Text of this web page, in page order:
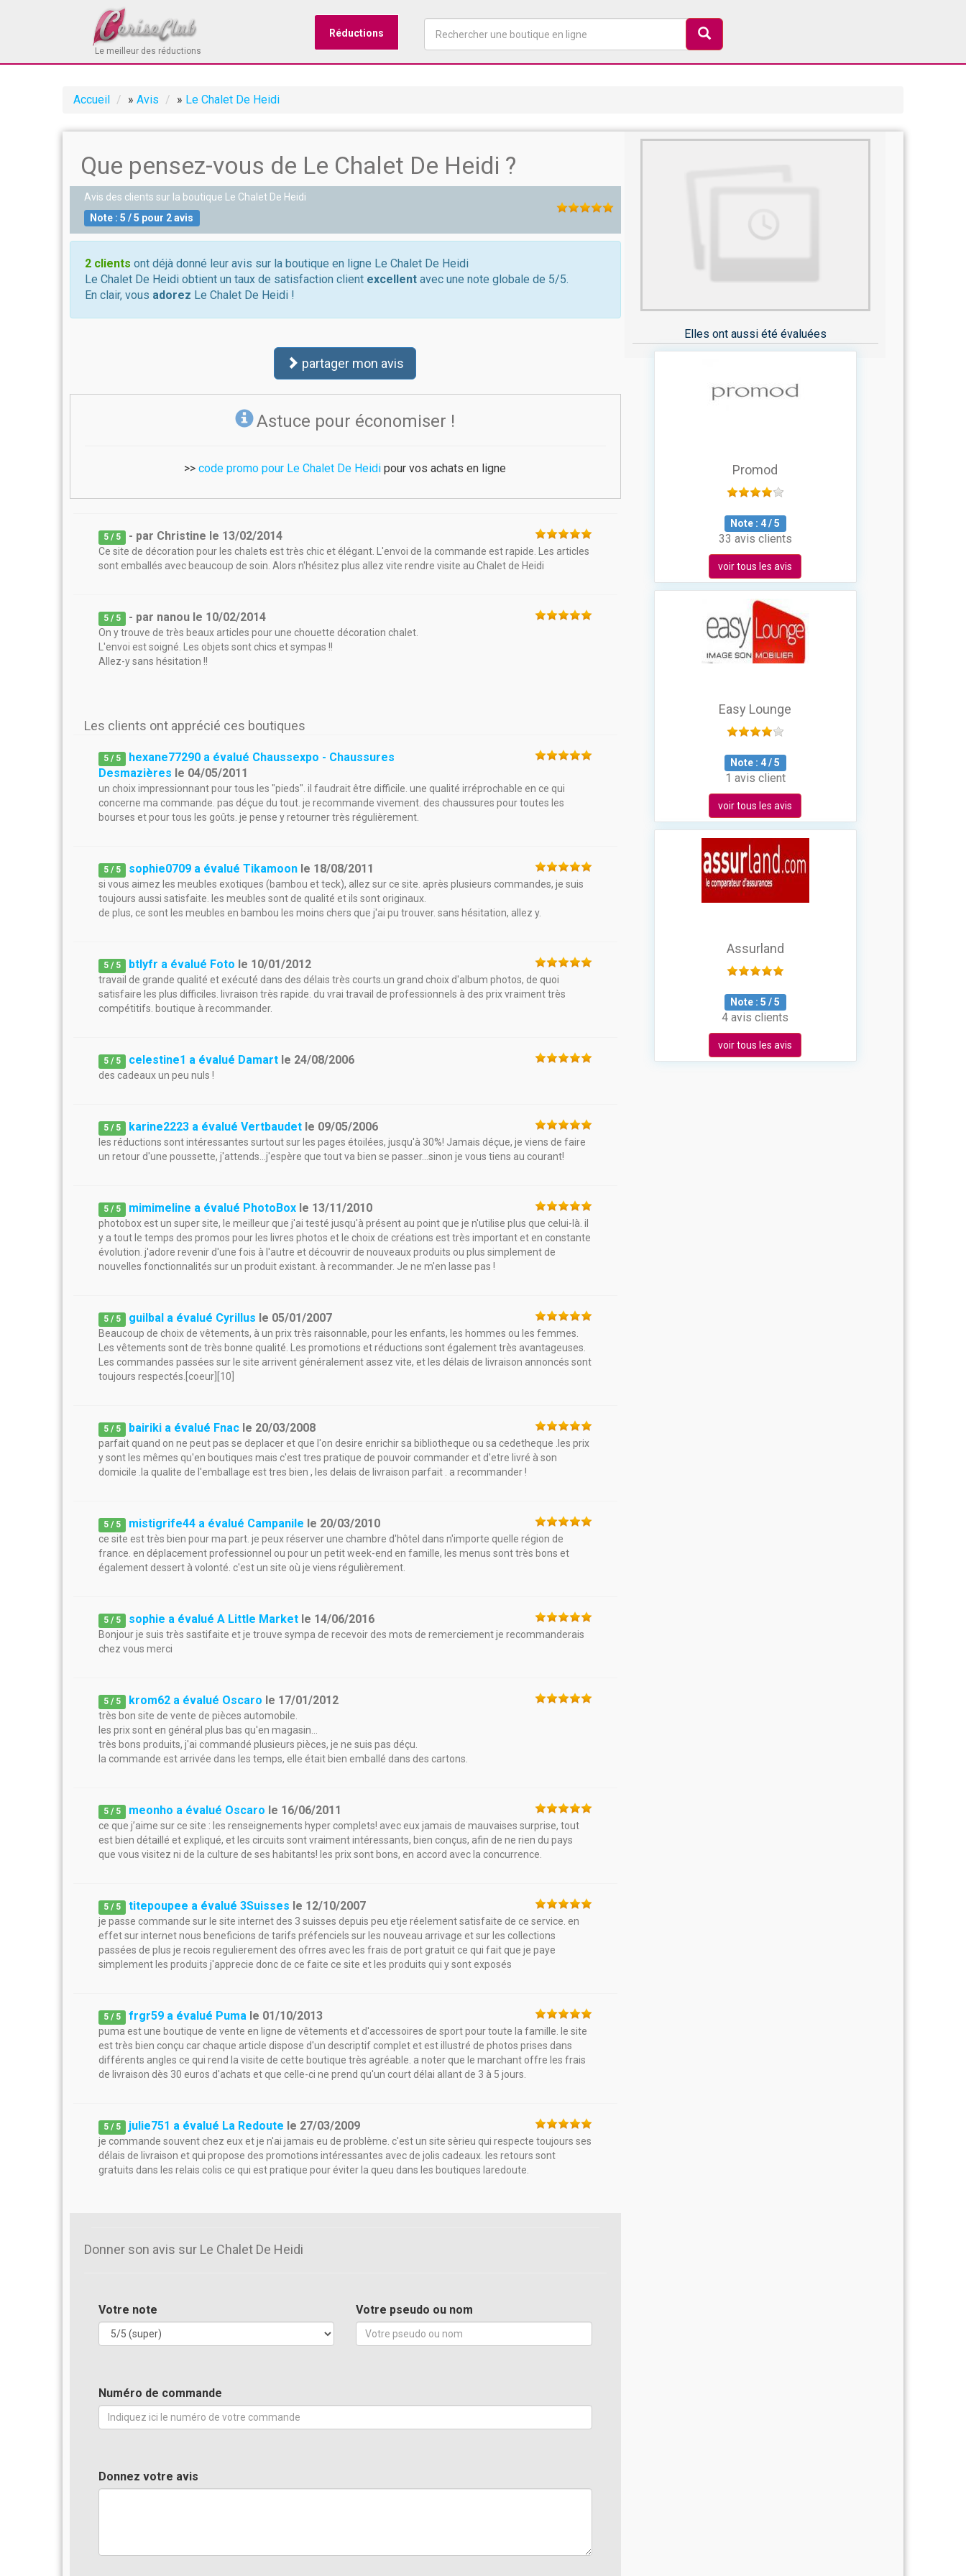
Le meilleur des réductions
Réductions
Accueil » Avis » Le Chalet De Heidi
Que pensez-vous de Le Chalet De Heidi ?
Avis des clients sur la boutique
Le Chalet De Heidi
Note :5 /5 pour 2avis
2 clients ont déjà donné leur avis sur la boutique en ligne Le Chalet De Heidi
Le Chalet De Heidi obtient un taux de satisfaction client excellent avec une note globale de 5/5.
En clair, vous adorez Le Chalet De Heidi !
partager mon avis
Astuce pour économiser !
>>code promo pour Le Chalet De Heidi pour vos achats en ligne
5 / 5 - par Christine le 13/02/2014
Ce site de décoration pour les chalets est très chic et élégant. L'envoi de la commande est rapide. Les articles
sont emballés avec beaucoup de soin. Alors n'hésitez plus allez vite rendre visite au Chalet de Heidi
5 / 5 - par nanou le 10/02/2014
On y trouve de très beaux articles pour une chouette décoration chalet.
L'envoi est soigné. Les objets sont chics et sympas !!
Allez-y sans hésitation !!
Les clients ont apprécié ces boutiques
5 / 5
hexane77290 a évalué Chaussexpo - Chaussures
Desmazières le 04/05/2011
un choix impressionnant pour tous les "pieds". il faudrait être difficile. une qualité irréprochable en ce qui
concerne ma commande. pas déçue du tout. je recommande vivement. des chaussures pour toutes les
bourses et pour tous les goûts. je pense y retourner très régulièrement.
5 / 5 sophie0709 a évalué Tikamoon le 18/08/2011
si vous aimez les meubles exotiques (bambou et teck), allez sur ce site. après plusieurs commandes, je suis
toujours aussi satisfaite. les meubles sont de qualité et ils sont originaux.
de plus, ce sont les meubles en bambou les moins chers que j'ai pu trouver. sans hésitation, allez y.
5 / 5 btlyfr a évalué Foto le 10/01/2012
travail de grande qualité et exécuté dans des délais très courts.un grand choix d'album photos, de quoi
satisfaire les plus difficiles. livraison très rapide. du vrai travail de professionnels à des prix vraiment très
compétitifs. boutique à recommander.
5 / 5 celestine1 a évalué Damart le 24/08/2006
des cadeaux un peu nuls !
5 / 5 karine2223 a évalué Vertbaudet le 09/05/2006
les réductions sont intéressantes surtout sur les pages étoilées, jusqu'à 30%! Jamais déçue, je viens de faire
un retour d'une poussette, j'attends...j'espère que tout va bien se passer...sinon je vous tiens au courant!
5 / 5 mimimeline a évalué PhotoBox le 13/11/2010
photobox est un super site, le meilleur que j'ai testé jusqu'à présent au point que je n'utilise plus que celui-là. il
y a tout le temps des promos pour les livres photos et le choix de créations est très important et en constante
évolution. j'adore revenir d'une fois à l'autre et découvrir de nouveaux produits ou plus simplement de
nouvelles fonctionnalités sur un produit existant. à recommander. Je ne m'en lasse pas !
5 / 5 guilbal a évalué Cyrillus le 05/01/2007
Beaucoup de choix de vêtements, à un prix très raisonnable, pour les enfants, les hommes ou les femmes.
Les vêtements sont de très bonne qualité. Les promotions et réductions sont également très avantageuses.
Les commandes passées sur le site arrivent généralement assez vite, et les délais de livraison annoncés sont
toujours respectés.[coeur][10]
5 / 5 bairiki a évalué Fnac le 20/03/2008
parfait quand on ne peut pas se deplacer et que l'on desire enrichir sa bibliotheque ou sa cedetheque .les prix
y sont les mêmes qu'en boutiques mais c'est tres pratique de pouvoir commander et d'etre livré à son
domicile .la qualite de l'emballage est tres bien , les delais de livraison parfait . a recommander !
5 / 5 mistigrife44 a évalué Campanile le 20/03/2010
ce site est très bien pour ma part. je peux réserver une chambre d'hôtel dans n'importe quelle région de
france. en déplacement professionnel ou pour un petit week-end en famille, les menus sont très bons et
également dessert à volonté. c'est un site où je viens régulièrement.
5 / 5 sophie a évalué A Little Market le 14/06/2016
Bonjour je suis très sastifaite et je trouve sympa de recevoir des mots de remerciement je recommanderais
chez vous merci
5 / 5 krom62 a évalué Oscaro le 17/01/2012
très bon site de vente de pièces automobile.
les prix sont en général plus bas qu'en magasin...
très bons produits, j'ai commandé plusieurs pièces, je ne suis pas déçu.
la commande est arrivée dans les temps, elle était bien emballé dans des cartons.
5 / 5 meonho a évalué Oscaro le 16/06/2011
ce que j’aime sur ce site : les renseignements hyper complets! avec eux jamais de mauvaises surprise, tout
est bien détaillé et expliqué, et les circuits sont vraiment intéressants, bien conçus, afin de ne rien du pays
que vous visitez ni de la culture de ses habitants! les prix sont bons, en accord avec la concurrence.
5 / 5 titepoupee a évalué 3Suisses le 12/10/2007
je passe commande sur le site internet des 3 suisses depuis peu etje réelement satisfaite de ce service. en
effet sur internet nous beneficions de tarifs préfenciels sur les nouveau arrivage et sur les collections
passées de plus je recois regulierement des ofrres avec les frais de port gratuit ce qui fait que je paye
simplement les produits j'apprecie donc de ce faite ce site et les produits qui y sont exposés
5 / 5 frgr59 a évalué Puma le 01/10/2013
puma est une boutique de vente en ligne de vêtements et d'accessoires de sport pour toute la famille. le site
est très bien conçu car chaque article dispose d'un descriptif complet et est illustré de photos prises dans
différents angles ce qui rend la visite de cette boutique très agréable. a noter que le marchant offre les frais
de livraison dès 30 euros d'achats et que celle-ci ne prend qu'un court délai allant de 3 à 5 jours.
5 / 5 julie751 a évalué La Redoute le 27/03/2009
je commande souvent chez eux et je n'ai jamais eu de problème. c'est un site sèrieu qui respecte toujours ses
délais de livraison et qui propose des promotions intéressantes avec de jolis cadeaux. les retours sont
gratuits dans les relais colis ce qui est pratique pour éviter la queu dans les boutiques laredoute.
Donner son avis sur Le Chalet De Heidi
Votre note Votre pseudo ou nom
Numéro de commande
Donnez votre avis
Elles ont aussi été évaluées
Promod
Note : 4/5
33 avis clients
voir tous les avis
Easy Lounge
Note : 4/5
1 avis client
voir tous les avis
Assurland
Note :5 /5
4 avis clients
voir tous les avis